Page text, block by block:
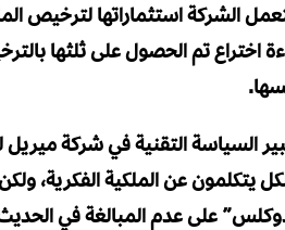
الشركة استثماراتها لترخيص
تملك حوالي ١٥٠ براءة اختراع تم الحصول
السياسة التقنية في شركة ميريل
يتكلمون عن الملكية الفكرية،
على عدم المبالغة في